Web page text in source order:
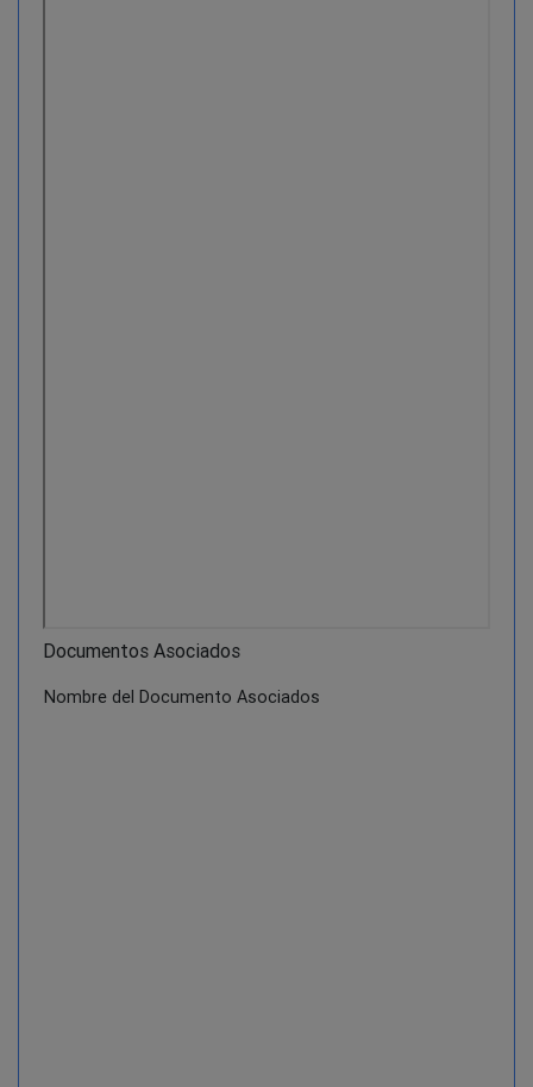
Documentos Asociados
Nombre del Documento Asociados